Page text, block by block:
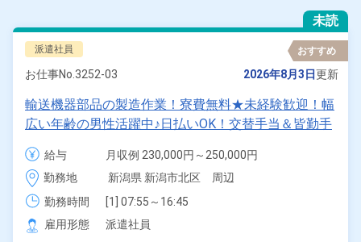
未読
派遣社員 おすすめ
お仕事No.3252-03 2026年8月3日更新
輸送機器部品の製造作業！寮費無料★未経験歓迎！幅
広い年齢の男性活躍中♪日払いOK！交替手当＆皆勤手
当支給！1食120円～格安食堂あり！マイカー通勤
可！《新潟県新潟市北区》
給与
月収例 230,000円～250,000円
時給 1,230円～1,230円
勤務地
新潟県 新潟市北区　周辺
勤務時間
[1] 07:55～16:45
[2] 14:45～23:35
[3] 23:20～08:10
雇用形態
派遣社員